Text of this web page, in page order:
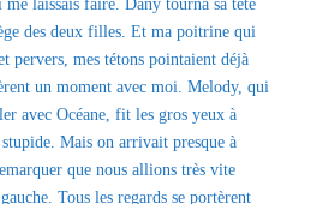
laissais faire. Dany tourna sa tête
des deux filles. Et ma poitrine qui
pervers, mes tétons pointaient déjà
un moment avec moi. Melody, qui
avec Océane, fit les gros yeux à
Mais on arrivait presque à
que nous allions très vite
Tous les regards se portèrent